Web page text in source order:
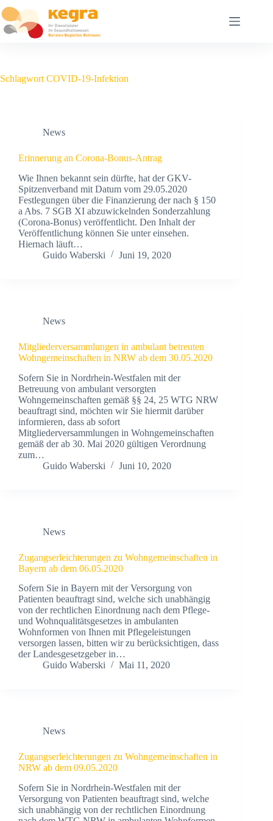
Schlagwort COVID-19-Infektion
News
Erinnerung an Corona-Bonus-Antrag
Wie Ihnen bekannt sein dürfte, hat der GKV-
Spitzenverband mit Datum vom 29.05.2020
Festlegungen über die Finanzierung der nach § 150
a Abs. 7 SGB XI abzuwickelnden Sonderzahlung
(Corona-Bonus) veröffentlicht. Den Inhalt der
Veröffentlichung können Sie unter einsehen.
Hiernach läuft…
Guido Waberski
Juni 19, 2020
News
Mitgliederversammlungen in ambulant betreuten
Wohngemeinschaften in NRW ab dem 30.05.2020
Sofern Sie in Nordrhein-Westfalen mit der
Betreuung von ambulant versorgten
Wohngemeinschaften gemäß §§ 24, 25 WTG NRW
beauftragt sind, möchten wir Sie hiermit darüber
informieren, dass ab sofort
Mitgliederversammlungen in Wohngemeinschaften
gemäß der ab 30. Mai 2020 gültigen Verordnung
zum…
Guido Waberski
Juni 10, 2020
News
Zugangserleichterungen zu Wohngemeinschaften in
Bayern ab dem 06.05.2020
Sofern Sie in Bayern mit der Versorgung von
Patienten beauftragt sind, welche sich unabhängig
von der rechtlichen Einordnung nach dem Pflege-
und Wohnqualitätsgesetzes in ambulanten
Wohnformen von Ihnen mit Pflegeleistungen
versorgen lassen, bitten wir zu berücksichtigen, dass
der Landesgesetzgeber in…
Guido Waberski
Mai 11, 2020
News
Zugangserleichterungen zu Wohngemeinschaften in
NRW ab dem 09.05.2020
Sofern Sie in Nordrhein-Westfalen mit der
Versorgung von Patienten beauftragt sind, welche
sich unabhängig von der rechtlichen Einordnung